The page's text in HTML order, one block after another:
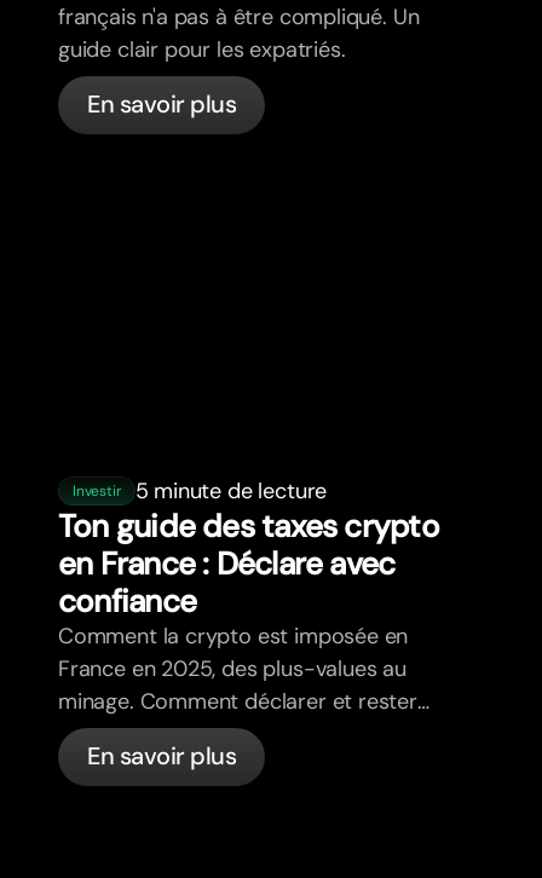
français n'a pas à être compliqué. Un
guide clair pour les expatriés.
En savoir plus
Investir 5 minute de lecture
Ton guide des taxes crypto
en France : Déclare avec
confiance
Comment la crypto est imposée en
France en 2025, des plus-values au
minage. Comment déclarer et rester
en conformité.
En savoir plus